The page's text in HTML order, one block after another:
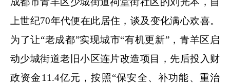
上世纪70年代便在此居住，谈及变化满心欢喜。
为了让“老成都”实现城市“有机更新”，青羊区启
动少城街道老旧小区连片改造项目，先后投入财
政资金11.4亿元，按照“保安全、补功能、重治